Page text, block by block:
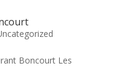
Boncourt Les